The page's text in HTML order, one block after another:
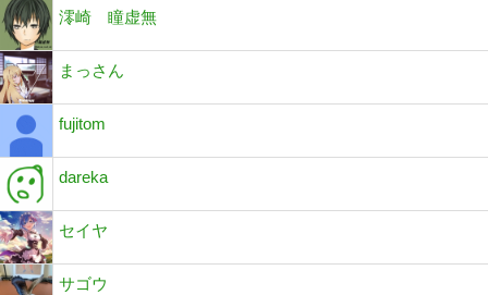
澪崎 瞳虚無
まっさん
fujitom
dareka
セイヤ
サゴウ